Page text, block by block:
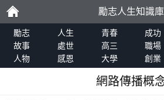
勵
志
勵志人生知識庫
勵志 人生 青春 成功
故事
處世 高三 職場
人物
感恩 大學 創業
網路傳播概